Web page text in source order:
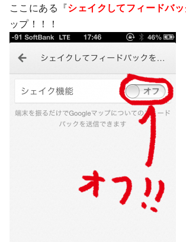
ここにある『シェイクしてフィードバ
ップ！！！